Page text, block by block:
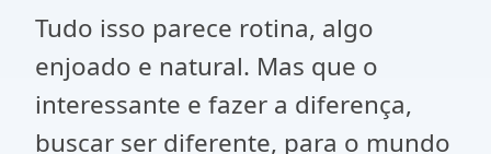
Tudo isso parece rotina, algo
enjoado e natural. Mas que o
interessante e fazer a diferença,
buscar ser diferente, para o mundo